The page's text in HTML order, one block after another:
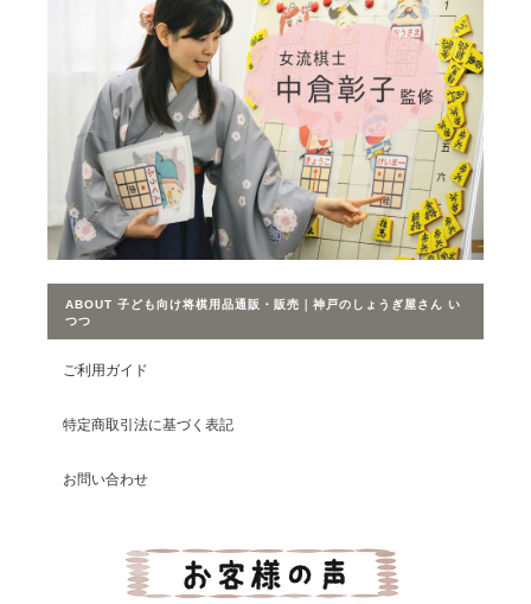
ABOUT 子ども向け将棋用品通販・販売｜神戸のしょうぎ屋さん い
つつ
ご利用ガイド
特定商取引法に基づく表記
お問い合わせ